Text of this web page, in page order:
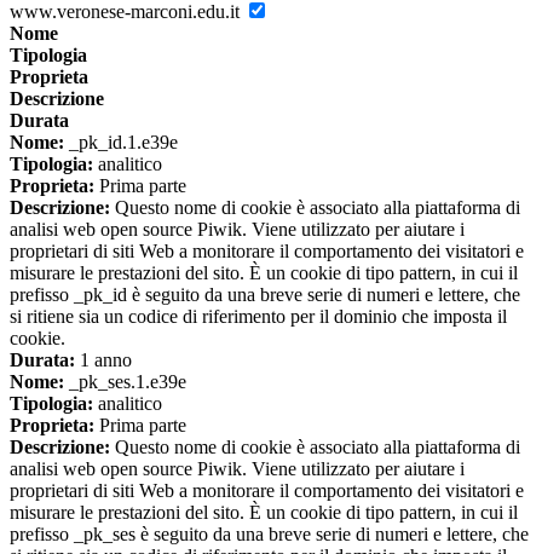
www.veronese-marconi.edu.it
Nome
Tipologia
Proprieta
Descrizione
Durata
Nome: _pk_id.1.e39e
Tipologia: analitico
Proprieta: Prima parte
Descrizione: Questo nome di cookie è associato alla piattaforma di
analisi web open source Piwik. Viene utilizzato per aiutare i
proprietari di siti Web a monitorare il comportamento dei visitatori e
misurare le prestazioni del sito. È un cookie di tipo pattern, in cui il
prefisso _pk_id è seguito da una breve serie di numeri e lettere, che
si ritiene sia un codice di riferimento per il dominio che imposta il
cookie.
Durata: 1 anno
Nome: _pk_ses.1.e39e
Tipologia: analitico
Proprieta: Prima parte
Descrizione: Questo nome di cookie è associato alla piattaforma di
analisi web open source Piwik. Viene utilizzato per aiutare i
proprietari di siti Web a monitorare il comportamento dei visitatori e
misurare le prestazioni del sito. È un cookie di tipo pattern, in cui il
prefisso _pk_ses è seguito da una breve serie di numeri e lettere, che